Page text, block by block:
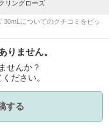
リングローズ
についてのクチコミをピッ
りません。
せんか？
ださい。
する